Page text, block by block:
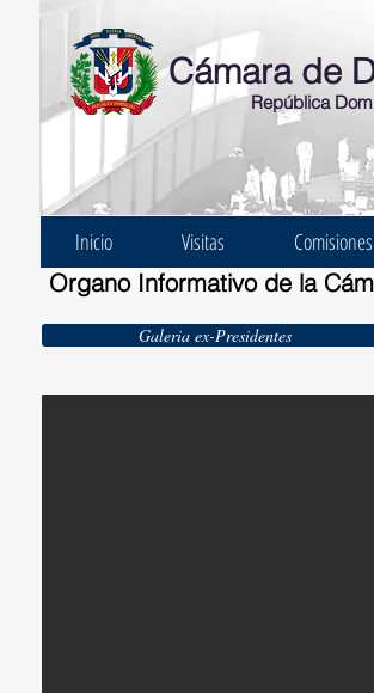
Cámara de
República
Inicio Visitas Comisiones
Organo Informativo de la
Galeria ex-Presidentes
Ernesto Bonelli Burgos